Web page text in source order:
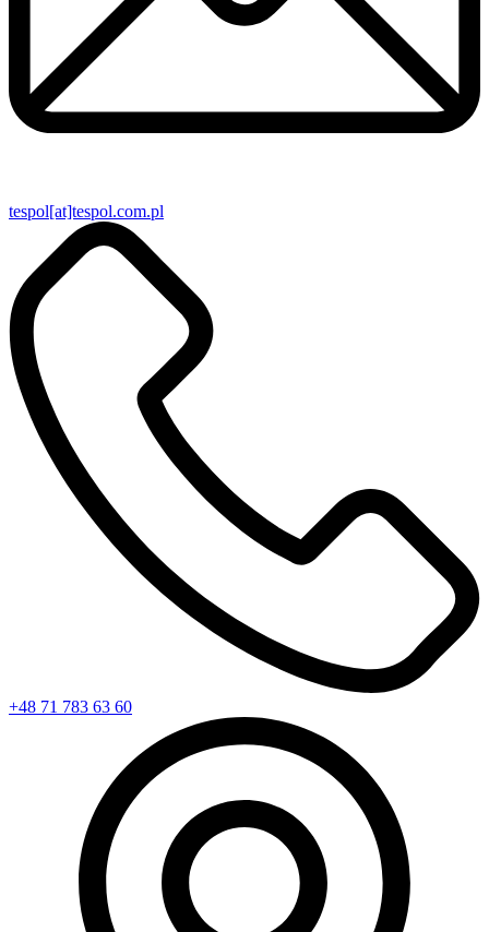
tespol[at]tespol.com.pl
+48 71 783 63 60